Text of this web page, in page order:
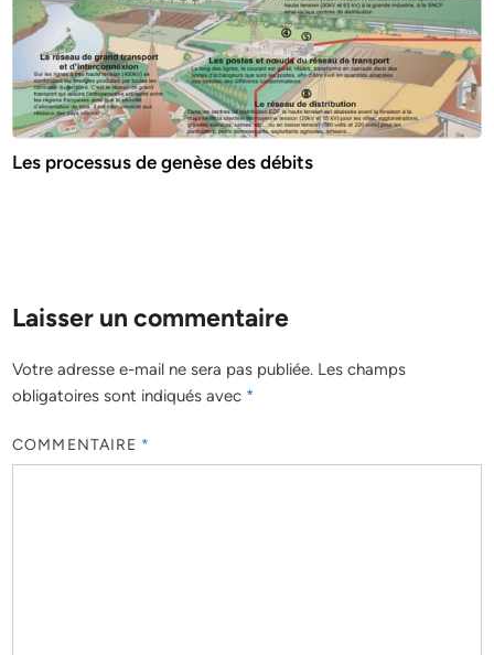
Les processus de genèse des débits
Laisser un commentaire
Votre adresse e-mail ne sera pas publiée. Les champs
obligatoires sont indiqués avec *
COMMENTAIRE *